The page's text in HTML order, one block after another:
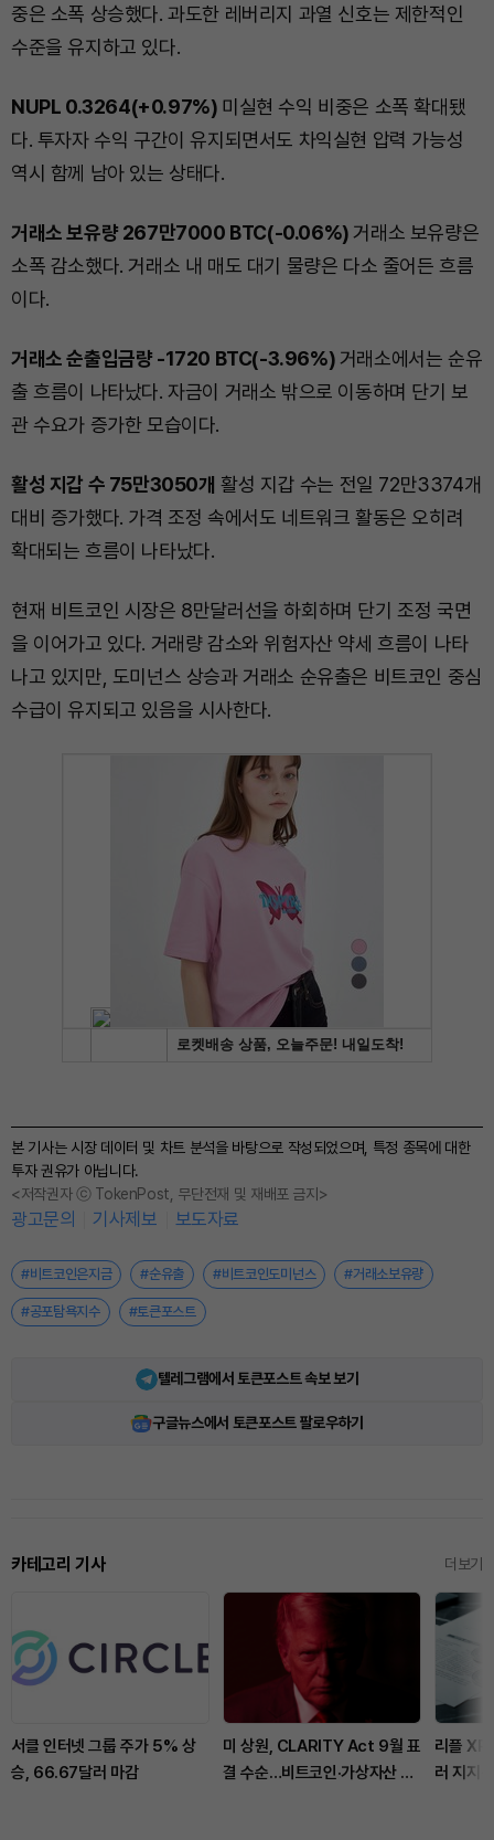
중은 소폭 상승했다. 과도한 레버리지 과열 신호는 제한적인
수준을 유지하고 있다.
NUPL 0.3264(+0.97%) 미실현 수익 비중은 소폭 확대됐
다. 투자자 수익 구간이 유지되면서도 차익실현 압력 가능성
역시 함께 남아 있는 상태다.
거래소 보유량 267만7000 BTC(-0.06%)거래소 보유량은
소폭 감소했다. 거래소 내 매도 대기 물량은 다소 줄어든 흐름
이다.
거래소 순출입금량 -1720 BTC(-3.96%)거래소에서는 순유
출 흐름이 나타났다. 자금이 거래소 밖으로 이동하며 단기 보
관 수요가 증가한 모습이다.
활성 지갑 수 75만3050개 활성 지갑 수는 전일 72만3374개
대비 증가했다. 가격 조정 속에서도 네트워크 활동은 오히려
확대되는 흐름이 나타났다.
현재 비트코인 시장은 8만달러선을 하회하며 단기 조정 국면
을 이어가고 있다. 거래량 감소와 위험자산 약세 흐름이 나타
나고 있지만, 도미넌스 상승과 거래소 순유출은 비트코인 중심
수급이 유지되고 있음을 시사한다.
본 기사는 시장 데이터 및 차트 분석을 바탕으로 작성되었으며, 특정 종목에 대한
투자 권유가 아닙니다.
<저작권자 ⓒ TokenPost, 무단전재 및 재배포 금지>
광고문의 기사제보 보도자료
#비트코인은지금 #순유출 #비트코인도미넌스 #거래소보유량
#공포탐욕지수 #토큰포스트
텔레그램에서 토큰포스트 속보 보기
구글뉴스에서 토큰포스트 팔로우하기
카테고리 기사 더보기
서클 인터넷 그룹 주가 5% 상
승, 66.67달러 마감
미 상원, CLARITY Act 9월 표
결 수순…비트코인·가상자산 규
리플
러 지지